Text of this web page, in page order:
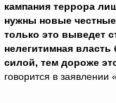
кампания террора
нужны новые
только это выведет
нелегитимная
силой, тем дороже
говорится в